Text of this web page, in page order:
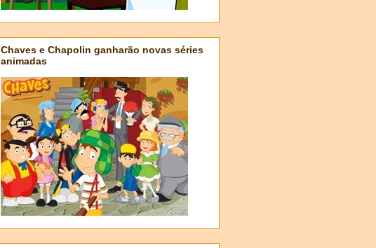
Chaves e Chapolin ganharão novas séries
animadas